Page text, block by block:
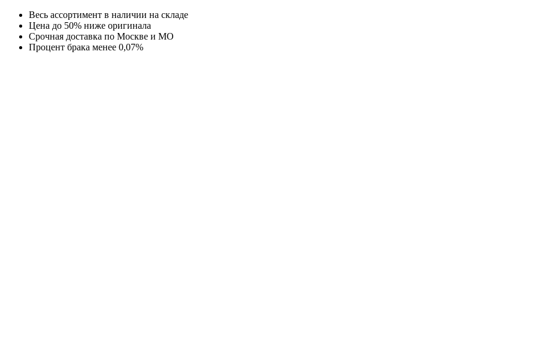
Перейти
содержимому
Весь ассортимент в наличии на складе
Цена до 50% ниже оригинала
Срочная доставка по Москве и МО
Процент брака менее 0,07%